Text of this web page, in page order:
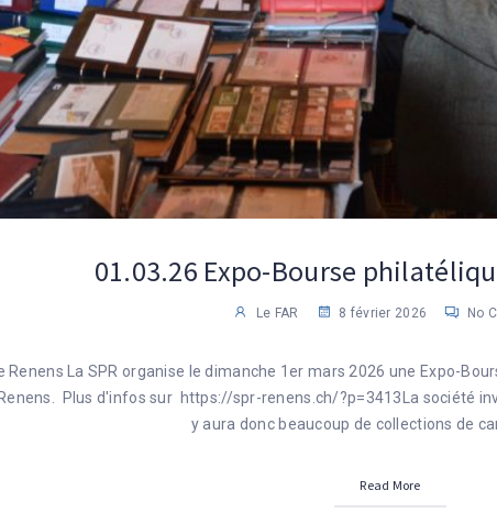
01.03.26 Expo-Bourse
Le FAR 8 février 2026 No
La SPR organise le dimanche 1er mars 2026 une Expo-
Plus d'infos sur https://spr-renens.ch/?p=3413La société
y aura donc beaucoup de collections de
Read More